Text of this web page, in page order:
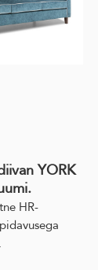
YORK
HR-